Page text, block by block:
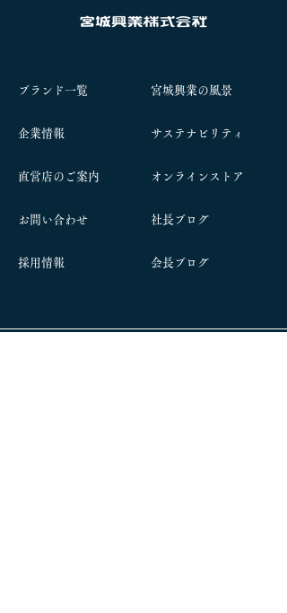
ブランド一覧
企業情報
​直営店のご案内
お問い合わせ
​採用情報
宮城興業の風景
サステナビリティ
オンラインストア
社長ブログ
​会長ブログ